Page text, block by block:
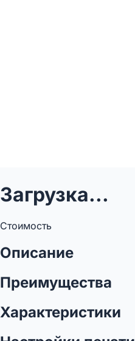
Загрузка...
Стоимость
Описание
Преимущества
Характеристики